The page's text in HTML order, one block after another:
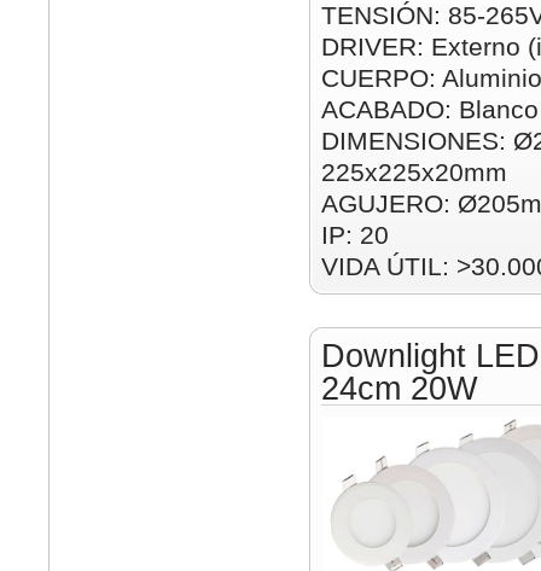
TENSIÓN: 85-
DRIVER: Externo
CUERPO: Aluminio
ACABADO: Blanco
DIMENSIONES:
225x225x20mm
AGUJERO:
IP: 20
VIDA ÚTIL:
Downlight
24cm 20W